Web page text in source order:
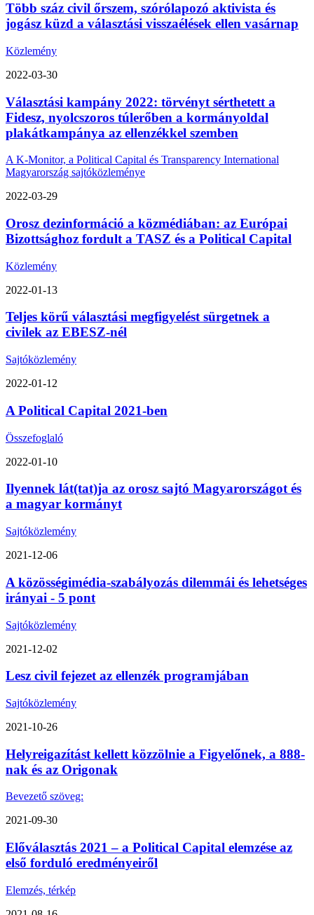
Több száz civil őrszem, szórólapozó aktivista és
jogász küzd a választási visszaélések ellen vasárnap
Közlemény
2022-03-30
Választási kampány 2022: törvényt sérthetett a
Fidesz, nyolcszoros túlerőben a kormányoldal
plakátkampánya az ellenzékkel szemben
A K-Monitor, a Political Capital és Transparency International
Magyarország sajtóközleménye
2022-03-29
Orosz dezinformáció a közmédiában: az Európai
Bizottsághoz fordult a TASZ és a Political Capital
Közlemény
2022-01-13
Teljes körű választási megfigyelést sürgetnek a
civilek az EBESZ-nél
Sajtóközlemény
2022-01-12
A Political Capital 2021-ben
Összefoglaló
2022-01-10
Ilyennek lát(tat)ja az orosz sajtó Magyarországot és
a magyar kormányt
Sajtóközlemény
2021-12-06
A közösségimédia-szabályozás dilemmái és lehetséges
irányai - 5 pont
Sajtóközlemény
2021-12-02
Lesz civil fejezet az ellenzék programjában
Sajtóközlemény
2021-10-26
Helyreigazítást kellett közzölnie a Figyelőnek, a 888-
nak és az Origonak
Bevezető szöveg:
2021-09-30
Előválasztás 2021 – a Political Capital elemzése az
első forduló eredményeiről
Elemzés, térkép